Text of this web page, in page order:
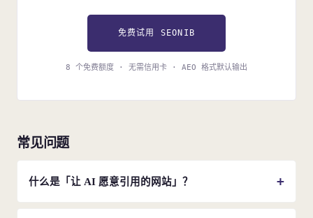
免费试用 SEONIB
8 个免费额度 · 无需信用卡 · AEO 格式默认输出
常见问题
什么是「让 AI 愿意引用的网站」？
AI 检索大量网页但只引用 15%。一个 AI 友好网站需在信息